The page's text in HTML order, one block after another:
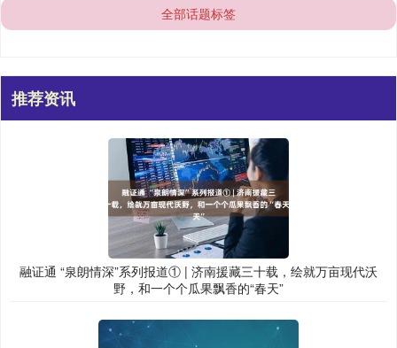
全部话题标签
推荐资讯
融证通 “泉朗情深”系列报道① | 济南援藏三十载，绘就万亩现代沃
野，和一个个瓜果飘香的“春天”